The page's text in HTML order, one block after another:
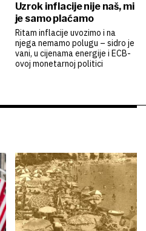
Uzrok inflacije nije naš, mi
je samo plaćamo
Ritam inflacije uvozimo i na
njega nemamo polugu – sidro je
vani, u cijenama energije i ECB-
ovoj monetarnoj politici